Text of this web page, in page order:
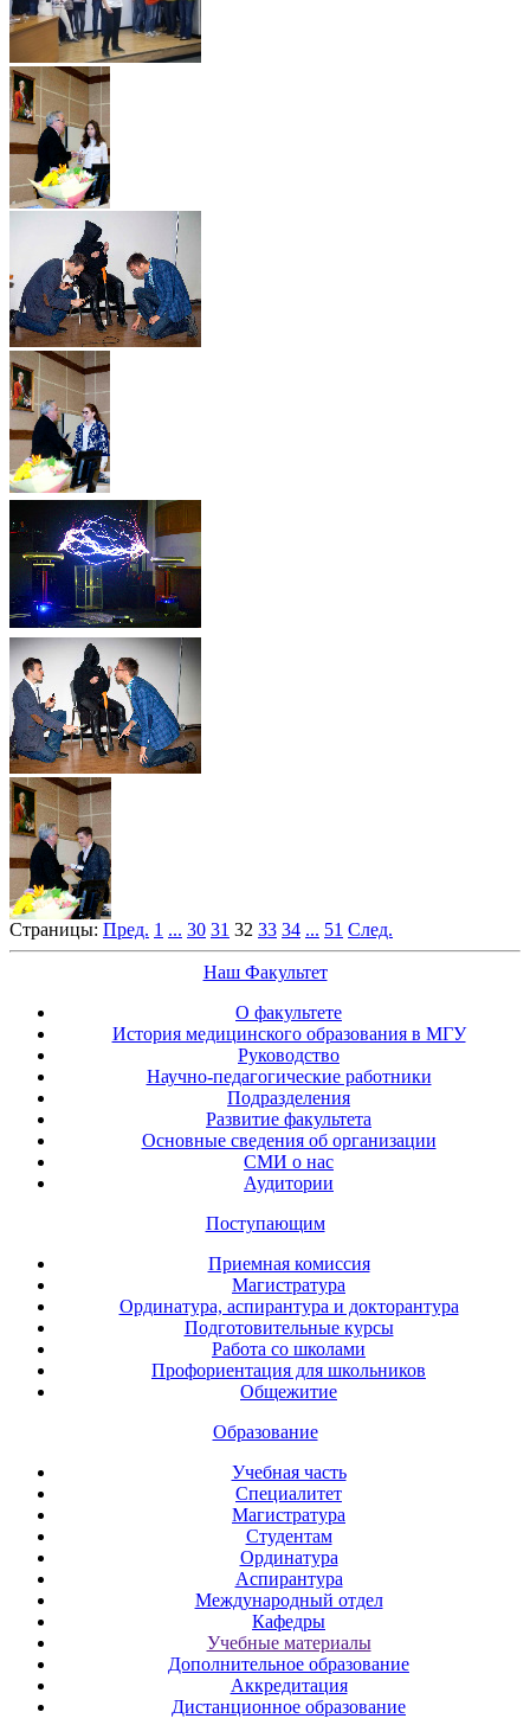
Страницы: Пред. 1 ... 30 31 32 33 34 ... 51 След.
Наш Факультет
О факультете
История медицинского образования в МГУ
Руководство
Научно-педагогические работники
Подразделения
Развитие факультета
Основные сведения об организации
СМИ о нас
Аудитории
Поступающим
Приемная комиссия
Магистратура
Ординатура, аспирантура и докторантура
Подготовительные курсы
Работа со школами
Профориентация для школьников
Общежитие
Образование
Учебная часть
Специалитет
Магистратура
Студентам
Ординатура
Аспирантура
Международный отдел
Кафедры
Учебные материалы
Дополнительное образование
Аккредитация
Дистанционное образование